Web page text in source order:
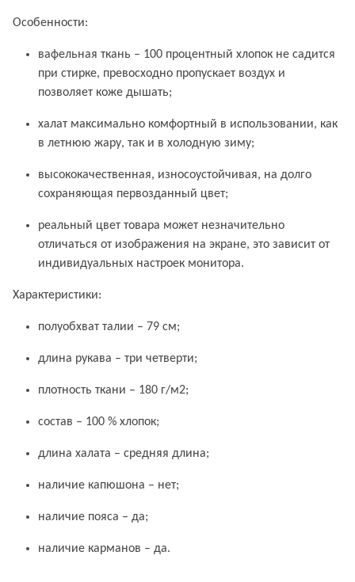
Особенности:
вафельная ткань – 100 процентный хлопок не садится
при стирке, превосходно пропускает воздух и
позволяет коже дышать;
халат максимально комфортный в использовании, как
в летнюю жару, так и в холодную зиму;
высококачественная, износоустойчивая, на долго
сохраняющая первозданный цвет;
реальный цвет товара может незначительно
отличаться от изображения на экране, это зависит от
индивидуальных настроек монитора.
Характеристики:
полуобхват талии – 79 см;
длина рукава – три четверти;
плотность ткани – 180 г/м2;
состав – 100 % хлопок;
длина халата – средняя длина;
наличие капюшона – нет;
наличие пояса – да;
наличие карманов – да.